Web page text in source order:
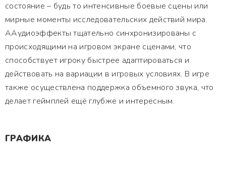
состояние – будь то интенсивные боевые сцены или
мирные моменты исследовательских действий мира.
ААудиоэффекты тщательно синхронизированы с
происходящими на игровом экране сценами, что
способствует игроку быстрее адаптироваться и
действовать на вариации в игровых условиях. В игре
также осуществлена поддержка объемного звука, что
делает геймплей ещё глубже и интересным.
ГРАФИКА